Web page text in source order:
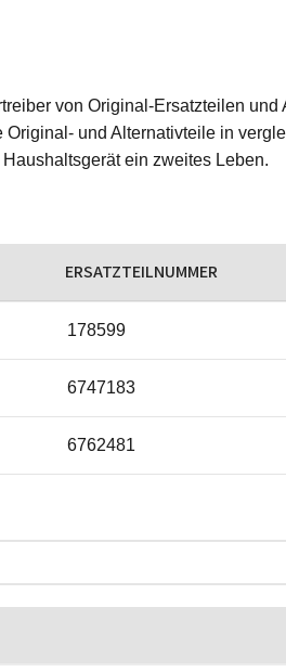
von Original-Ersatzteilen
und Alternativteile in
ein zweites Leben.
ERSATZTEILNUMMER
178599
6747183
6762481